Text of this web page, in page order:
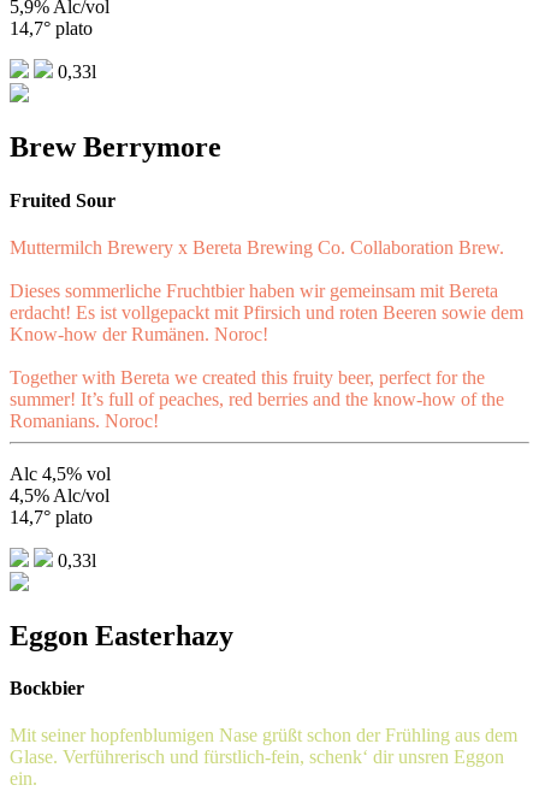
5,9% Alc/vol
14,7° plato
0,33l
Brew Berrymore
Fruited Sour
Muttermilch Brewery x Bereta Brewing Co. Collaboration Brew.
Dieses sommerliche Fruchtbier haben wir gemeinsam mit Bereta
erdacht! Es ist vollgepackt mit Pfirsich und roten Beeren sowie dem
Know-how der Rumänen. Noroc!
Together with Bereta we created this fruity beer, perfect for the
summer! It’s full of peaches, red berries and the know-how of the
Romanians. Noroc!
Alc 4,5% vol
4,5% Alc/vol
14,7° plato
0,33l
Eggon Easterhazy
Bockbier
Mit seiner hopfenblumigen Nase grüßt schon der Frühling aus dem
Glase. Verführerisch und fürstlich-fein, schenk‘ dir unsren Eggon
ein.